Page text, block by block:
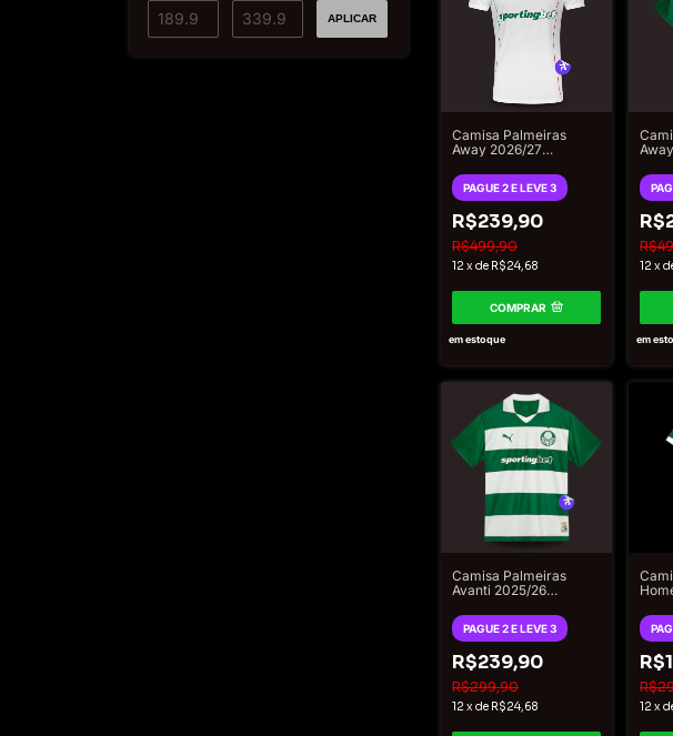
APLICAR
Camisa Palmeiras
Away 2026/27
Masculino Branco
PAGUE 2 E LEVE 3
R$239,90
R$499,90
12 xde R$24,68
COMPRAR
em estoque
12 x
em
Camisa Palmeiras
Avanti 2025/26
Masculino - Verde e
Branco
PAGUE 2 E LEVE 3
R$239,90
R$299,90
12 xde R$24,68 12 x